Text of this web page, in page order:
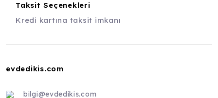
Taksit Seçenekleri
Kredi kartına taksit imkanı
evdedikis.com
bilgi@evdedikis.com